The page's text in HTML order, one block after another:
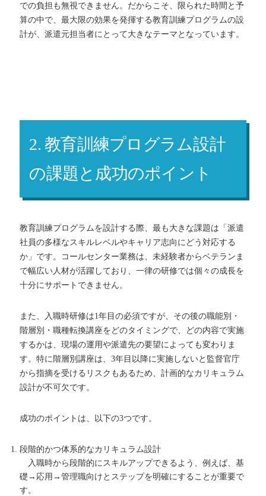
での負担も無視できません。だからこそ、限られた時間と予
算の中で、最大限の効果を発揮する教育訓練プログラムの設
計が、派遣元担当者にとって大きなテーマとなっています。
2. 教育訓練プログラム設計
の課題と成功のポイント
教育訓練プログラムを設計する際、最も大きな課題は「派遣
社員の多様なスキルレベルやキャリア志向にどう対応する
か」です。コールセンター業務は、未経験者からベテランま
で幅広い人材が活躍しており、一律の研修では個々の成長を
十分にサポートできません。
また、入職時研修は1年目の必須ですが、その後の職能別・
階層別・職種転換講座をどのタイミングで、どの内容で実施
するかは、現場の運用や派遣先の要望によっても変わりま
す。特に階層別講座は、3年目以降に実施しないと監督官庁
から指摘を受けるリスクもあるため、計画的なカリキュラム
設計が不可欠です。
成功のポイントは、以下の3つです。
段階的かつ体系的なカリキュラム設計
入職時から段階的にスキルアップできるよう、例えば、基
礎→応用→管理職向けとステップを明確にすることが重要で
す。